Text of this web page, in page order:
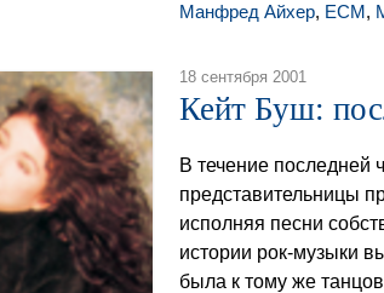
Манфред Айхер, ECM,
18 сентября 2001
Кейт Буш:
В течение последней
представительницы
исполняя песни
истории рок-музыки
была к тому же